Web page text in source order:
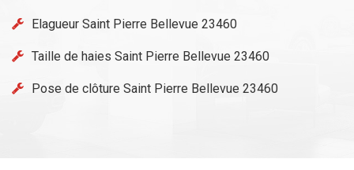
Elagueur Saint Pierre Bellevue 23460
Taille de haies Saint Pierre Bellevue 23460
Pose de clôture Saint Pierre Bellevue 23460